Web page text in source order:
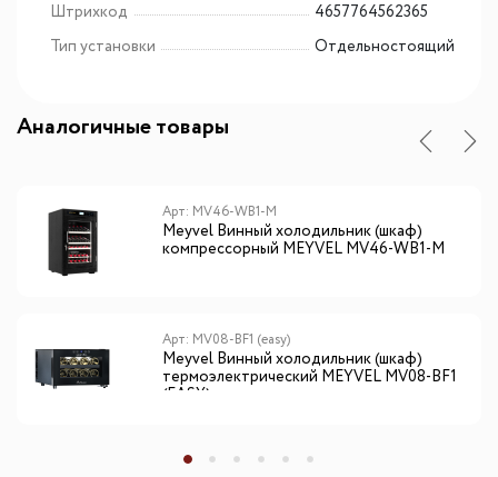
Штрихкод
4657764562365
Тип установки
Отдельностоящий
Аналогичные товары
Арт: MV46-WB1-M
Meyvel Винный холодильник (шкаф)
компрессорный MEYVEL MV46-WB1-M
Арт: MV08-BF1 (easy)
Meyvel Винный холодильник (шкаф)
термоэлектрический MEYVEL MV08-BF1
(EASY)